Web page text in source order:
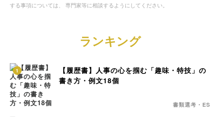
する事項については、 専門家等に相談するようにしてください。
ランキング
1
【履歴書】人事の心を掴む「趣味・特技」の
書き方・例文18個
書類選考・ES